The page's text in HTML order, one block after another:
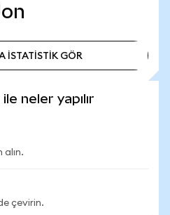
İSTATİSTİK GÖR
neler yapılır
alın.
çevirin.